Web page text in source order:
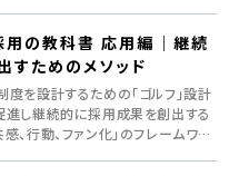
用の教科書 応用編｜継続
すためのメソッド
度を設計するための「ゴルフ」設計
進し継続的に採用成果を創出する
、行動、ファン化」のフレームワー